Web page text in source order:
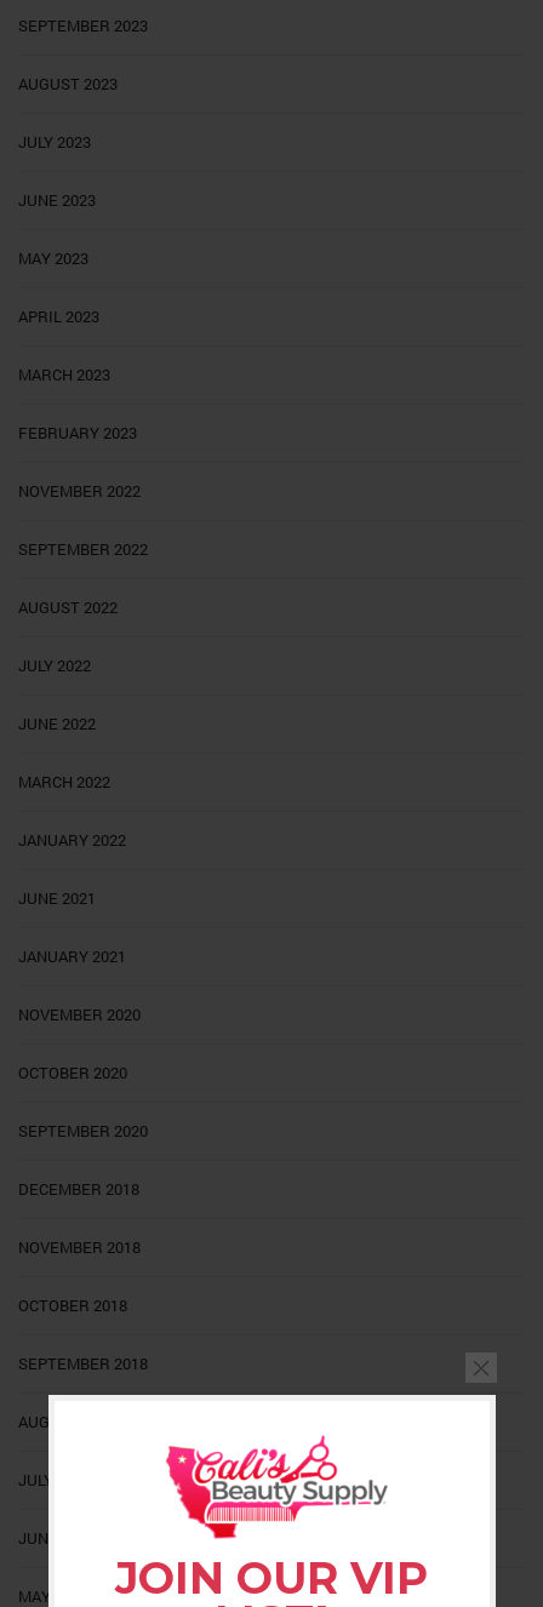
JOIN OUR VIP
SEPTEMBER 2023
AUGUST 2023
JULY 2023
JUNE 2023
MAY 2023
APRIL 2023
MARCH 2023
FEBRUARY 2023
NOVEMBER 2022
SEPTEMBER 2022
AUGUST 2022
JULY 2022
JUNE 2022
MARCH 2022
JANUARY 2022
JUNE 2021
JANUARY 2021
NOVEMBER 2020
OCTOBER 2020
SEPTEMBER 2020
DECEMBER 2018
NOVEMBER 2018
OCTOBER 2018
SEPTEMBER 2018
AUGUST 2018
JULY 2018
JUNE 2018
MAY 2018